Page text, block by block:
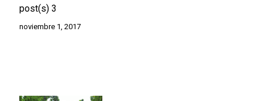
post(s) 3
noviembre 1, 2017